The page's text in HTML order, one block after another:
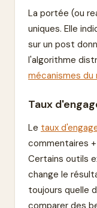
La portée (ou
uniques. Elle
sur un post
l'algorithme
mécanismes du
Taux
Le taux
commentaires
Certains outils
change le
toujours quelle